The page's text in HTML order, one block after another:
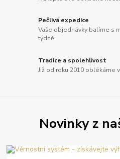
Pečlivá expedice
Vaše objednávky balíme s
týdně.
Tradice a spolehlivost
Již od roku 2010 oblékáme
Novinky z